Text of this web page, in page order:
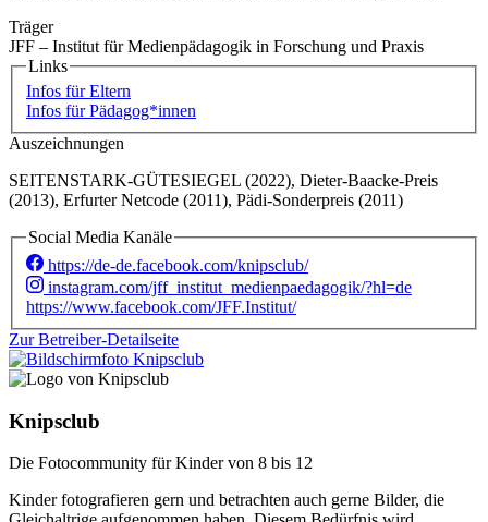
Träger
JFF – Institut für Medienpädagogik in Forschung und Praxis
Links
Infos für Eltern
Infos für Pädagog*innen
Auszeichnungen
SEITENSTARK-GÜTESIEGEL (2022), Dieter-Baacke-Preis
(2013), Erfurter Netcode (2011), Pädi-Sonderpreis (2011)
Social Media Kanäle
https://de-de.facebook.com/knipsclub/
instagram.com/jff_institut_medienpaedagogik/?hl=de
https://www.facebook.com/JFF.Institut/
Zur Betreiber-Detailseite
Knipsclub
Die Fotocommunity für Kinder von 8 bis 12
Kinder fotografieren gern und betrachten auch gerne Bilder, die